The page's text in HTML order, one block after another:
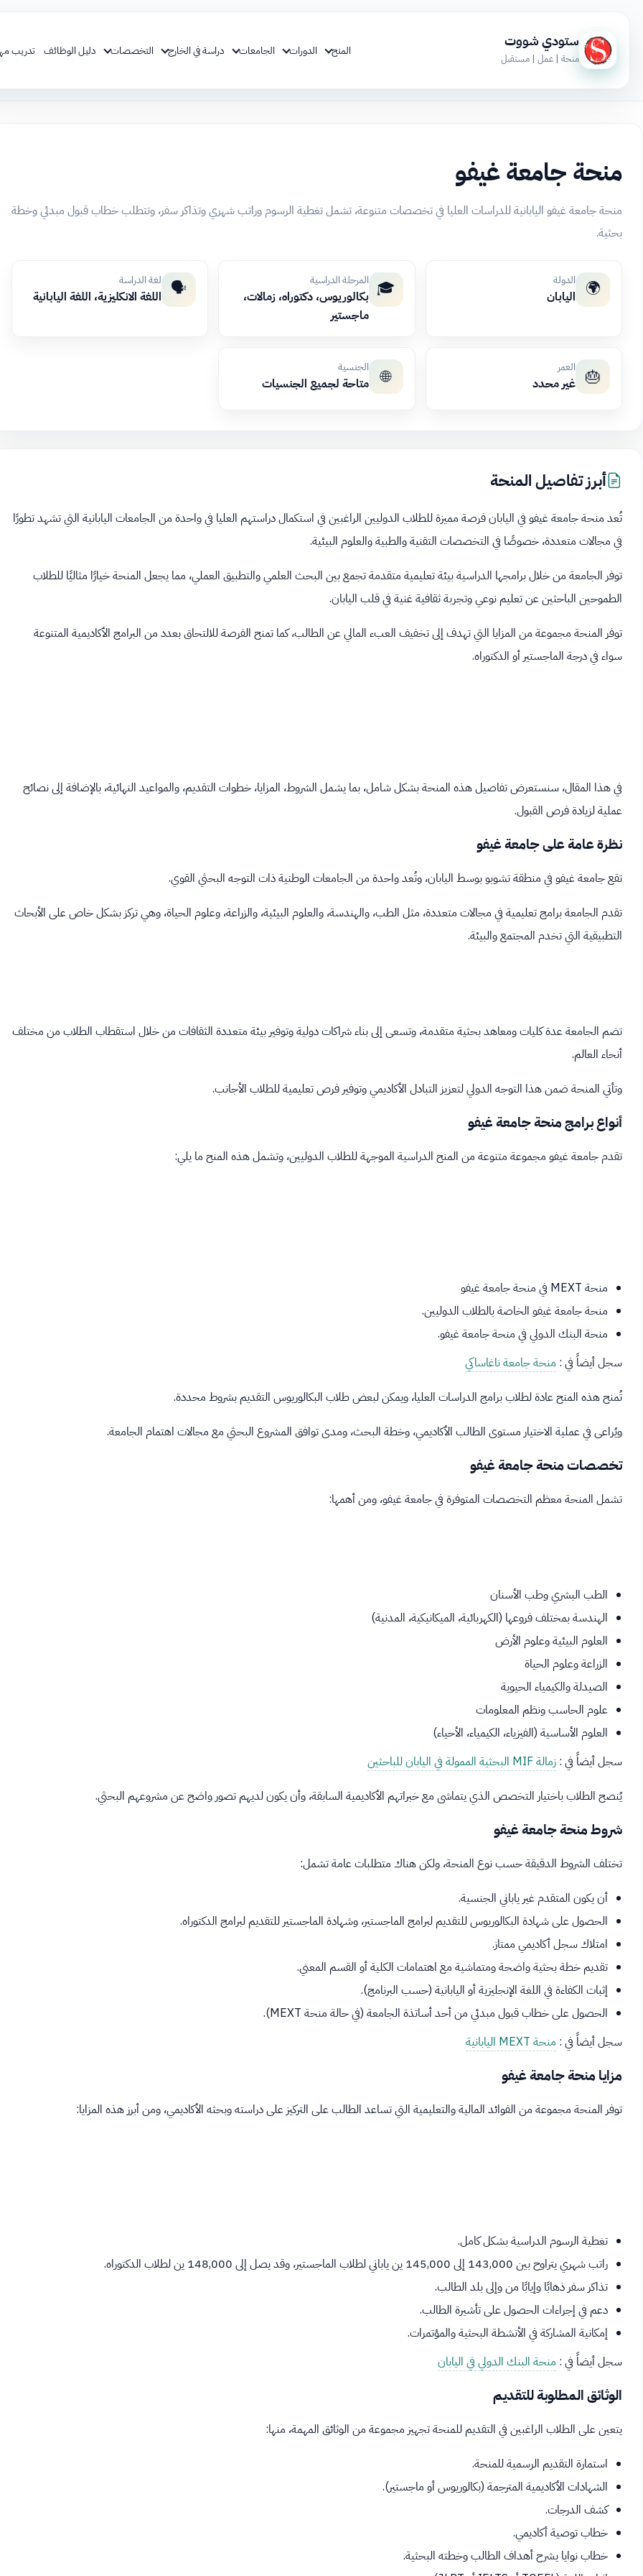
ستودي شووت
منحة | عمل | مستقبل
المنح الدورات الجامعات دراسة في الخارج التخصصات دليل الوظائف تدريب
منحة جامعة غيفو
منحة جامعة غيفو اليابانية للدراسات العليا في تخصصات متنوعة، تشمل تغطية الرسوم وراتب شهري وتذاكر سفر، وتتطلب خطاب قبول مبدئي وخطة
بحثية.
🌍 الدولة
اليابان 🎓 المرحلة الدراسية
بكالوريوس، دكتوراه، زمالات،
ماجستير
🗣️ لغة الدراسة
اللغة الانكليزية، اللغة اليابانية
🎂 العمر
غير محدد 🌐 الجنسية
متاحة لجميع الجنسيات
أبرز تفاصيل المنحة
تُعد منحة جامعة غيفو في اليابان فرصة مميزة للطلاب الدوليين الراغبين في استكمال دراستهم العليا في واحدة من الجامعات اليابانية التي تشهد تطورًا
في مجالات متعددة، خصوصًا في التخصصات التقنية والطبية والعلوم البيئية.
توفر الجامعة من خلال برامجها الدراسية بيئة تعليمية متقدمة تجمع بين البحث العلمي والتطبيق العملي، مما يجعل المنحة خيارًا مثاليًا للطلاب
الطموحين الباحثين عن تعليم نوعي وتجربة ثقافية غنية في قلب اليابان.
توفر المنحة مجموعة من المزايا التي تهدف إلى تخفيف العبء المالي عن الطالب، كما تمنح الفرصة للالتحاق بعدد من البرامج الأكاديمية المتنوعة
سواء في درجة الماجستير أو الدكتوراه.
في هذا المقال، سنستعرض تفاصيل هذه المنحة بشكل شامل، بما يشمل الشروط، المزايا، خطوات التقديم، والمواعيد النهائية، بالإضافة إلى نصائح
عملية لزيادة فرص القبول.
نظرة عامة على جامعة غيفو
تقع جامعة غيفو في منطقة تشوبو بوسط اليابان، وتُعد واحدة من الجامعات الوطنية ذات التوجه البحثي القوي.
تقدم الجامعة برامج تعليمية في مجالات متعددة، مثل الطب، والهندسة، والعلوم البيئية، والزراعة، وعلوم الحياة، وهي تركز بشكل خاص على الأبحاث
التطبيقية التي تخدم المجتمع والبيئة.
تضم الجامعة عدة كليات ومعاهد بحثية متقدمة، وتسعى إلى بناء شراكات دولية وتوفير بيئة متعددة الثقافات من خلال استقطاب الطلاب من مختلف
أنحاء العالم.
وتأتي المنحة ضمن هذا التوجه الدولي لتعزيز التبادل الأكاديمي وتوفير فرص تعليمية للطلاب الأجانب.
أنواع برامج منحة جامعة غيفو
تقدم جامعة غيفو مجموعة متنوعة من المنح الدراسية الموجهة للطلاب الدوليين، وتشمل هذه المنح ما يلي:
منحة MEXT في منحة جامعة غيفو
منحة جامعة غيفو الخاصة بالطلاب الدوليين.
منحة البنك الدولي في منحة جامعة غيفو.
سجل أيضاً في : منحة جامعة ناغاساكي
تُمنح هذه المنح عادة لطلاب برامج الدراسات العليا، ويمكن لبعض طلاب البكالوريوس التقديم بشروط محددة.
ويُراعى في عملية الاختيار مستوى الطالب الأكاديمي، وخطة البحث، ومدى توافق المشروع البحثي مع مجالات اهتمام الجامعة.
تخصصات منحة جامعة غيفو
تشمل المنحة معظم التخصصات المتوفرة في جامعة غيفو، ومن أهمها:
الطب البشري وطب الأسنان
الهندسة بمختلف فروعها (الكهربائية، الميكانيكية، المدنية)
العلوم البيئية وعلوم الأرض
الزراعة وعلوم الحياة
الصيدلة والكيمياء الحيوية
علوم الحاسب ونظم المعلومات
العلوم الأساسية (الفيزياء، الكيمياء، الأحياء)
سجل أيضاً في : زمالة MIF البحثية الممولة في اليابان للباحثين
يُنصح الطلاب باختيار التخصص الذي يتماشى مع خبراتهم الأكاديمية السابقة، وأن يكون لديهم تصور واضح عن مشروعهم البحثي.
شروط منحة جامعة غيفو
تختلف الشروط الدقيقة حسب نوع المنحة، ولكن هناك متطلبات عامة تشمل:
أن يكون المتقدم غير ياباني الجنسية.
الحصول على شهادة البكالوريوس للتقديم لبرامج الماجستير، وشهادة الماجستير للتقديم لبرامج الدكتوراه.
امتلاك سجل أكاديمي ممتاز.
تقديم خطة بحثية واضحة ومتماشية مع اهتمامات الكلية أو القسم المعني.
إثبات الكفاءة في اللغة الإنجليزية أو اليابانية (حسب البرنامج).
الحصول على خطاب قبول مبدئي من أحد أساتذة الجامعة (في حالة منحة MEXT).
سجل أيضاً في : منحة MEXT اليابانية
مزايا منحة جامعة غيفو
توفر المنحة مجموعة من الفوائد المالية والتعليمية التي تساعد الطالب على التركيز على دراسته وبحثه الأكاديمي، ومن أبرز هذه المزايا:
تغطية الرسوم الدراسية بشكل كامل.
راتب شهري يتراوح بين 143,000 إلى 145,000 ين ياباني لطلاب الماجستير، وقد يصل إلى 148,000 ين لطلاب الدكتوراه.
تذاكر سفر ذهابًا وإيابًا من وإلى بلد الطالب.
دعم في إجراءات الحصول على تأشيرة الطالب.
إمكانية المشاركة في الأنشطة البحثية والمؤتمرات.
سجل أيضاً في : منحة البنك الدولي في اليابان
الوثائق المطلوبة للتقديم
يتعين على الطلاب الراغبين في التقديم للمنحة تجهيز مجموعة من الوثائق المهمة، منها:
استمارة التقديم الرسمية للمنحة.
الشهادات الأكاديمية المترجمة (بكالوريوس أو ماجستير).
كشف الدرجات.
خطاب توصية أكاديمي.
خطاب نوايا يشرح أهداف الطالب وخطته البحثية.